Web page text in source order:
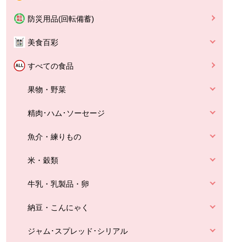
防災用品(回転備蓄)
美食百彩
すべての食品
果物・野菜
精肉･ハム･ソーセージ
魚介・練りもの
米・穀類
牛乳・乳製品・卵
納豆・こんにゃく
ジャム･スプレッド･シリアル